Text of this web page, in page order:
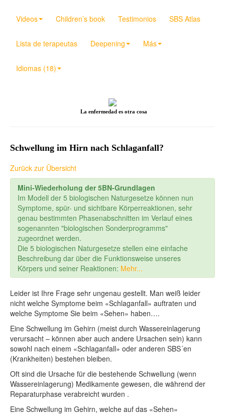
Videos Children’s book Testimonios SBS Atlas
Lista de terapeutas Deepening Más
Idiomas (18)
La enfermedad es otra cosa
Schwellung im Hirn nach Schlaganfall?
Zurück zur Übersicht
Mini-Wiederholung der 5BN-Grundlagen
Im Modell der 5 biologischen Naturgesetze können nun
Symptome, spür- und sichtbare Körperreaktionen, sehr
genau bestimmten Phasenabschnitten im Verlauf eines
sogenannten "biologischen Sonderprogramms"
zugeordnet werden.
Die 5 biologischen Naturgesetze stellen eine einfache
Beschreibung dar über die Funktionsweise unseres
Körpers und seiner Reaktionen: Mehr...
Leider ist Ihre Frage sehr ungenau gestellt. Man weiß leider
nicht welche Symptome beim «Schlaganfall» auftraten und
welche Symptome Sie beim «Sehen» haben….
Eine Schwellung im Gehirn (meist durch Wassereinlagerung
verursacht – können aber auch andere Ursachen sein) kann
sowohl nach einem «Schlaganfall» oder anderen SBS´en
(Krankheiten) bestehen bleiben.
Oft sind die Ursache für die bestehende Schwellung (wenn
Wassereinlagerung) Medikamente gewesen, die während der
Reparaturphase verabreicht wurden .
Eine Schwellung im Gehirn, welche auf das «Sehen»